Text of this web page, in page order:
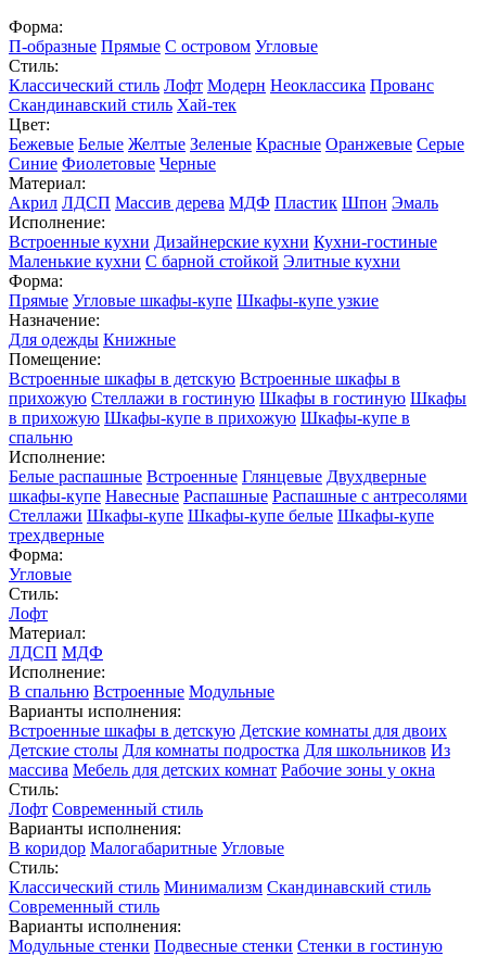
Форма:
П-образные Прямые С островом Угловые
Стиль:
Классический стиль Лофт Модерн Неоклассика Прованс
Скандинавский стиль Хай-тек
Цвет:
Бежевые Белые Желтые Зеленые Красные Оранжевые Серые
Синие Фиолетовые Черные
Материал:
Акрил ЛДСП Массив дерева МДФ Пластик Шпон Эмаль
Исполнение:
Встроенные кухни Дизайнерские кухни Кухни-гостиные
Маленькие кухни С барной стойкой Элитные кухни
Форма:
Прямые Угловые шкафы-купе Шкафы-купе узкие
Назначение:
Для одежды Книжные
Помещение:
Встроенные шкафы в детскую Встроенные шкафы в
прихожую Стеллажи в гостиную Шкафы в гостиную Шкафы
в прихожую Шкафы-купе в прихожую Шкафы-купе в
спальню
Исполнение:
Белые распашные Встроенные Глянцевые Двухдверные
шкафы-купе Навесные Распашные Распашные с антресолями
Стеллажи Шкафы-купе Шкафы-купе белые Шкафы-купе
трехдверные
Форма:
Угловые
Стиль:
Лофт
Материал:
ЛДСП МДФ
Исполнение:
В спальню Встроенные Модульные
Варианты исполнения:
Встроенные шкафы в детскую Детские комнаты для двоих
Детские столы Для комнаты подростка Для школьников Из
массива Мебель для детских комнат Рабочие зоны у окна
Стиль:
Лофт Современный стиль
Варианты исполнения:
В коридор Малогабаритные Угловые
Стиль:
Классический стиль Минимализм Скандинавский стиль
Современный стиль
Варианты исполнения:
Модульные стенки Подвесные стенки Стенки в гостиную